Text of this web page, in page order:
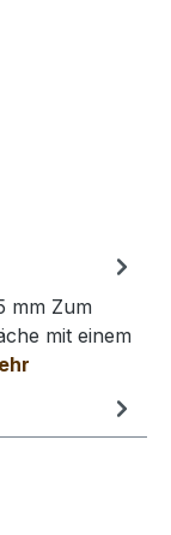
mm Zum
mit einem